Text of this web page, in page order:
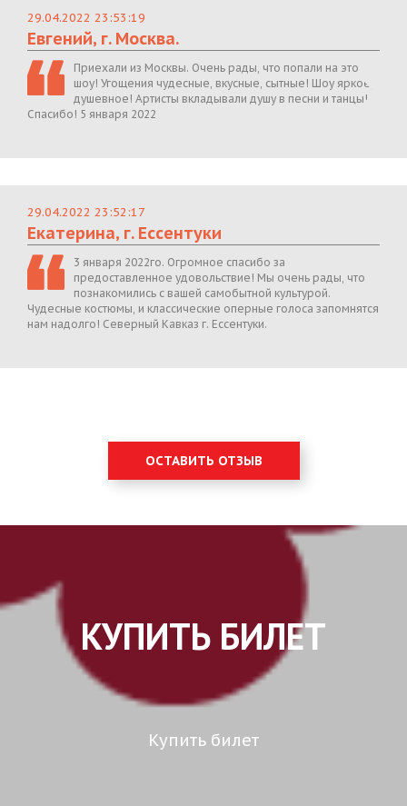
29.04.2022 23:53:19
Евгений, г. Москва.
Приехали из Москвы. Очень рады, что попали на это
шоу! Угощения чудесные, вкусные, сытные! Шоу яркое,
душевное! Артисты вкладывали душу в песни и танцы!
Спасибо! 5 января 2022
29.04.2022 23:52:17
Екатерина, г. Ессентуки
3 января 2022го. Огромное спасибо за
предоставленное удовольствие! Мы очень рады, что
познакомились с вашей самобытной культурой.
Чудесные костюмы, и классические оперные голоса запомнятся
нам надолго! Северный Кавказ г. Ессентуки.
ОСТАВИТЬ ОТЗЫВ
КУПИТЬ БИЛЕТ
Купить билет